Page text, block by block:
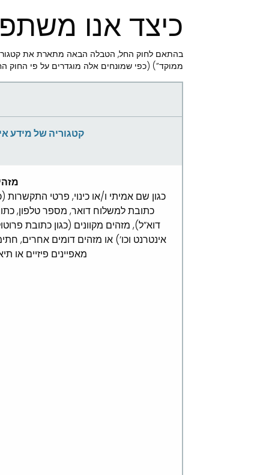
כיצד אנו
בהתאם לחוק החל, הטבלה הבאה מתארת את
ממוקד”) (כפי שמונחים אלה מוגדרים על פי החוק
קטגוריה של מידע
כגון שם אמיתי ו/או כינוי, פרטי התקשרות
כתובת למשלוח דואר, מספר טלפון,
דוא”ל), מזהים מקוונים (כגון כתובת
אינטרנט וכו’) או מזהים דומים אחרים,
מאפיינים פיזיים או